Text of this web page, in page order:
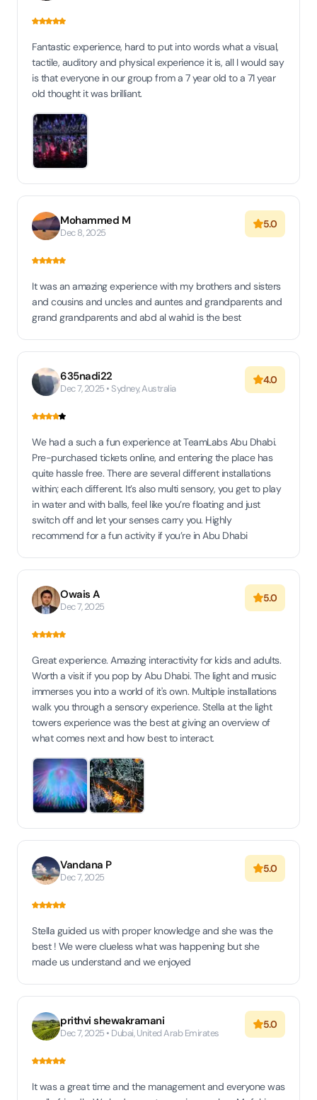
Fantastic experience, hard to put into words what a visual,
tactile, auditory and physical experience it is, all I would say
is that everyone in our group from a 7 year old to a 71 year
old thought it was brilliant.
Mohammed M
Dec 8, 2025
5.0
It was an amazing experience with my brothers and sisters
and cousins and uncles and auntes and grandparents and
grand grandparents and abd al wahid is the best
635nadi22
Dec 7, 2025 • Sydney, Australia
4.0
We had a such a fun experience at TeamLabs Abu Dhabi.
Pre-purchased tickets online, and entering the place has
quite hassle free. There are several different installations
within; each different. It’s also multi sensory, you get to play
in water and with balls, feel like you’re floating and just
switch off and let your senses carry you. Highly
recommend for a fun activity if you’re in Abu Dhabi
Owais A
Dec 7, 2025
5.0
Great experience. Amazing interactivity for kids and adults.
Worth a visit if you pop by Abu Dhabi. The light and music
immerses you into a world of it's own. Multiple installations
walk you through a sensory experience. Stella at the light
towers experience was the best at giving an overview of
what comes next and how best to interact.
Vandana P
Dec 7, 2025
5.0
Stella guided us with proper knowledge and she was the
best ! We were clueless what was happening but she
made us understand and we enjoyed
prithvi shewakramani
Dec 7, 2025 • Dubai, United Arab Emirates
5.0
It was a great time and the management and everyone was